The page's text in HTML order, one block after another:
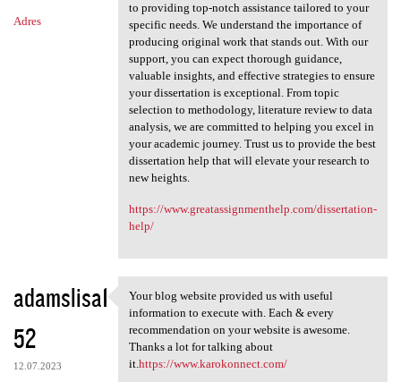
Adres
to providing top-notch assistance tailored to your
specific needs. We understand the importance of
producing original work that stands out. With our
support, you can expect thorough guidance,
valuable insights, and effective strategies to ensure
your dissertation is exceptional. From topic
selection to methodology, literature review to data
analysis, we are committed to helping you excel in
your academic journey. Trust us to provide the best
dissertation help that will elevate your research to
new heights.
https://www.greatassignmenthelp.com/dissertation-
help/
adamslisa1
52
12.07.2023
Your blog website provided us
Your blog website provided us with useful
information to execute with. Each & every
recommendation on your website is awesome.
Thanks a lot for talking about
it.https://www.karokonnect.com/